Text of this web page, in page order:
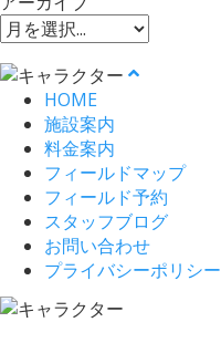
HOME
施設案内
料金案内
フィールドマップ
フィールド予約
スタッフブログ
お問い合わせ
プライバシーポリシー